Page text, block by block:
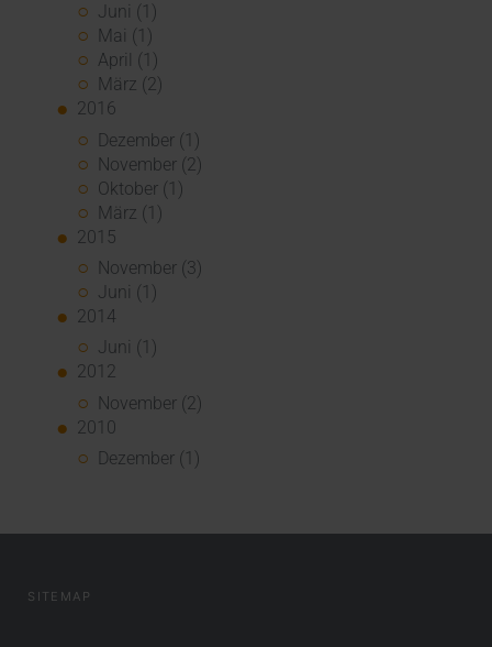
Juni (1)
Mai (1)
April (1)
März (2)
2016
Dezember (1)
November (2)
Oktober (1)
März (1)
2015
November (3)
Juni (1)
2014
Juni (1)
2012
November (2)
2010
Dezember (1)
SITEMAP